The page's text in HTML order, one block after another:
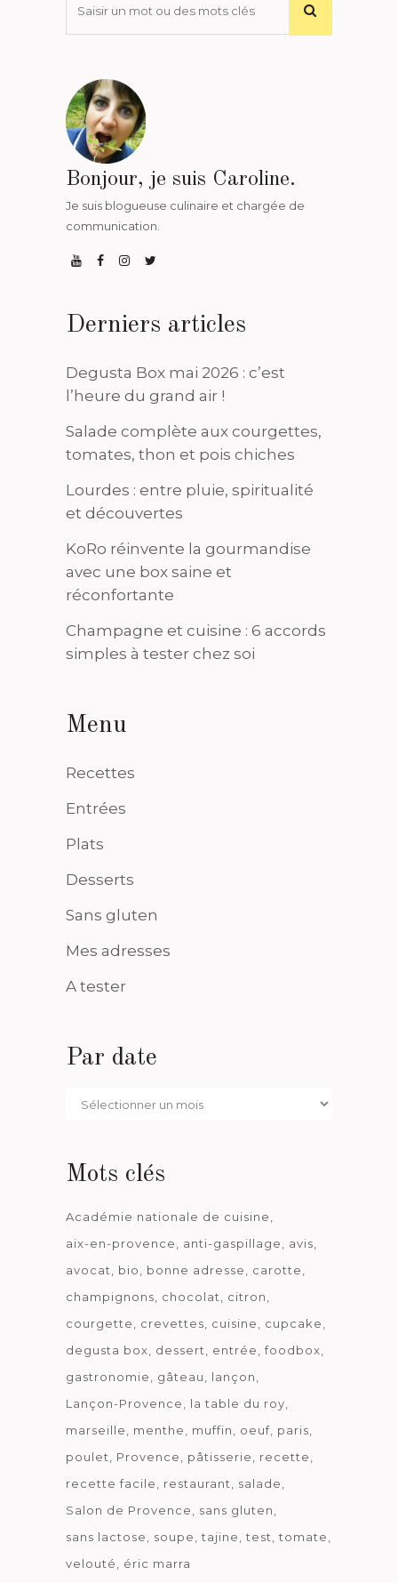
Bonjour, je suis Caroline.
Je suis blogueuse culinaire et chargée de
communication.
Derniers articles
Degusta Box mai 2026 : c’est
l’heure du grand air !
Salade complète aux courgettes,
tomates, thon et pois chiches
Lourdes : entre pluie, spiritualité
et découvertes
KoRo réinvente la gourmandise
avec une box saine et
réconfortante
Champagne et cuisine : 6 accords
simples à tester chez soi
Menu
Recettes
Entrées
Plats
Desserts
Sans gluten
Mes adresses
A tester
Par date
Par
Mots clés
Académie nationale de cuisine
aix-en-provence
anti-gaspillage
avis
avocat
bio bonne adresse
carotte
champignons
chocolat
citron
courgette
crevettes cuisine
cupcake
degusta box
dessert entrée
foodbox
gastronomie
gâteau
lançon
Lançon-Provence
la table du roy
marseille
menthe muffin oeuf paris
poulet
Provence pâtisserie
recette
recette facile
restaurant
salade
Salon de Provence
sans gluten
sans lactose
soupe tajine test
tomate
velouté
éric marra